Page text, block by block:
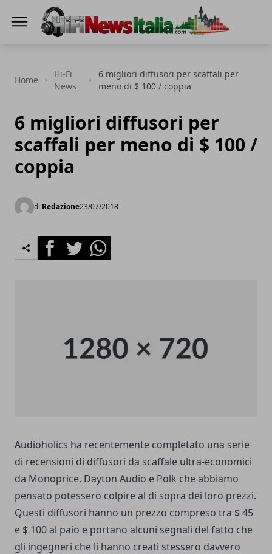
Home
Hi-Fi
News
6 migliori diffusori per scaffali per
meno di $ 100 / coppia
6 migliori diffusori per
scaffali per meno di $ 100 /
coppia
di Redazione23/07/2018
FacebookTwitterWhatsapp
Audioholics ha recentemente completato una serie
di recensioni di diffusori da scaffale ultra-economici
da Monoprice, Dayton Audio e Polk che abbiamo
pensato potessero colpire al di sopra dei loro prezzi.
Questi diffusori hanno un prezzo compreso tra $ 45
e $ 100 al paio e portano alcuni segnali del fatto che
gli ingegneri che li hanno creati stessero davvero